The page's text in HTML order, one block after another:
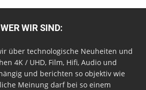
WER WIR SIND:
über technologische Neuheiten und
4K / UHD, Film, Hifi, Audio und
und berichten so objektiv wie
Meinung darf bei so einem